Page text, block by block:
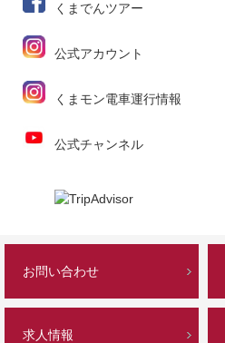
くまでんツアー
公式アカウント
くまモン電車運行情報
公式チャンネル
お問い合わせ
求人情報